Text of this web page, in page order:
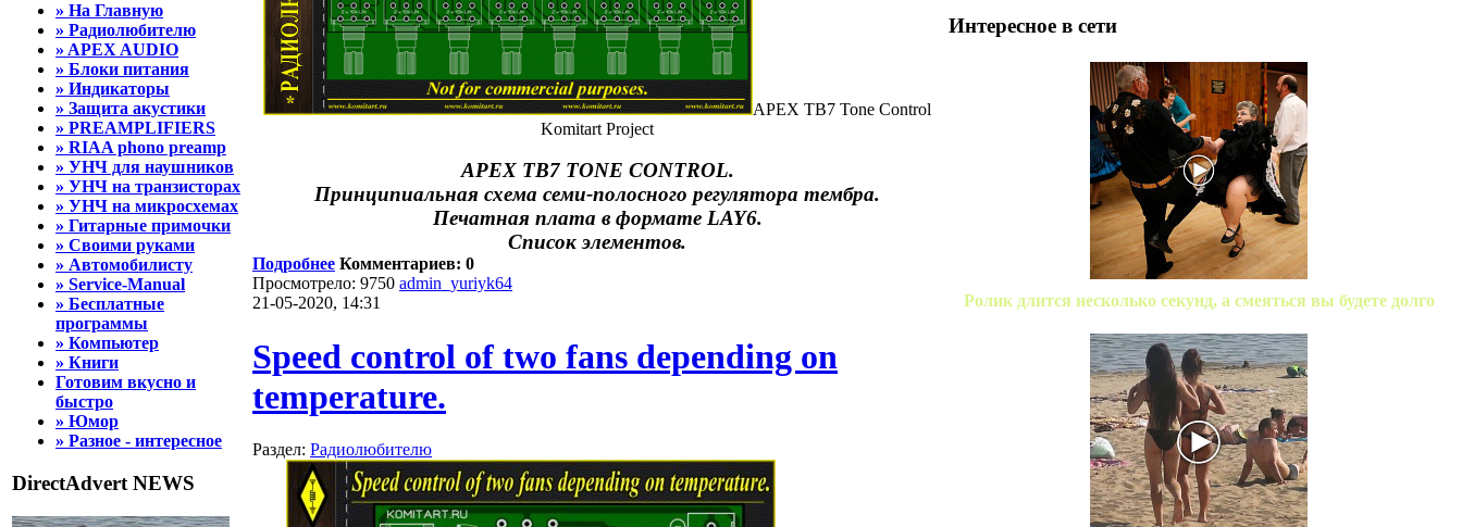
» На Главную
» Радиолюбителю
» APEX AUDIO
» Блоки питания
» Индикаторы
» Защита акустики
» PREAMPLIFIERS
» RIAA phono preamp
» УНЧ для наушников
» УНЧ на транзисторах
» УНЧ на микросхемах
» Гитарные примочки
» Своими руками
» Автомобилисту
» Service-Manual
» Бесплатные
программы
» Компьютер
» Книги
Готовим вкусно и
быстро
» Юмор
» Разное - интересное
DirectAdvert NEWS
APEX TB7 Tone Control
Komitart Project
APEX TB7 TONE CONTROL.
Принципиальная схема семи-полосного регулятора тембра.
Печатная плата в формате LAY6.
Список элементов.
Подробнее Комментариев: 0
Просмотрело: 9750 admin_yuriyk64
21-05-2020, 14:31
Speed ​​control of two fans depending on
temperature.
Раздел: Радиолюбителю
Интересное в сети
Ролик длится несколько секунд, а смеяться вы будете долго